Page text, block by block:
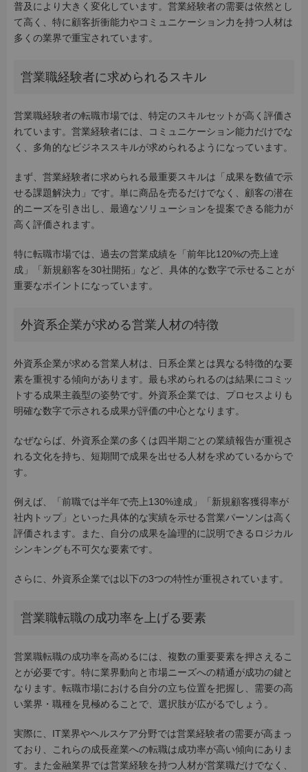
普及により大きく変化しています。営業経験者の需要は依然とし
て高く、特に顧客折衝能力やコミュニケーション力を持つ人材は
多くの業界で重宝されています。
営業職経験者に求められるスキル
営業職経験者の転職市場では、特定のスキルセットが高く評価さ
れています。営業経験者には、コミュニケーション能力だけでな
く、多角的なビジネススキルが求められるようになっています。
まず、営業経験者に求められる最重要スキルは「成果を数値で示
せる課題解決力」です。単に商品を売るだけでなく、顧客の潜在
的ニーズを引き出し、最適なソリューションを提案できる能力が
高く評価されます。
特に転職市場では、過去の営業成績を「前年比120%の売上達
成」「新規顧客を30社開拓」など、具体的な数字で示せることが
重要なポイントになっています。
外資系企業が求める営業人材の特徴
外資系企業が求める営業人材は、日系企業とは異なる特徴的な要
素を重視する傾向があります。最も求められるのは結果にコミッ
トする成果主義型の姿勢です。外資系企業では、プロセスよりも
明確な数字で示される成果が評価の中心となります。
なぜならば、外資系企業の多くは四半期ごとの業績報告が重視さ
れる文化を持ち、短期間で成果を出せる人材を求めているからで
す。
例えば、「前職では半年で売上130%達成」「新規顧客獲得率が
社内トップ」といった具体的な実績を示せる営業パーソンは高く
評価されます。また、自分の成果を論理的に説明できるロジカル
シンキングも不可欠な要素です。
さらに、外資系企業では以下の3つの特性が重視されています。
営業職転職の成功率を上げる要素
営業職転職の成功率を高めるには、複数の重要要素を押さえるこ
とが必要です。特に業界動向と市場ニーズへの精通が成功の鍵と
なります。転職市場における自分の立ち位置を把握し、需要の高
い業界・職種を見極めることで、選択肢が広がるでしょう。
実際に、IT業界やヘルスケア分野では営業経験者の需要が高まっ
ており、これらの成長産業への転職は成功率が高い傾向にありま
す。また金融業界では営業経験を持つ人材が営業職だけでなく、